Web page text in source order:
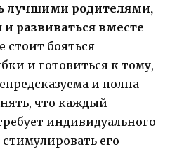
лучшими родителями,
развиваться вместе
стоит бояться
и готовиться к тому,
и полна
что каждый
индивидуального
его